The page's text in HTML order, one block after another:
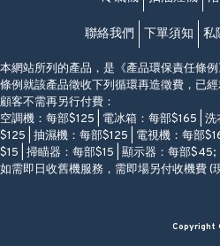
聯絡我們 下單須知 私
本網站所列的產品，是《產品環保責任條
條例就該產品徵收下列循環再造徵費，已
顧客不需再另行付費：
空調機：每部$125 | 電冰箱：每部$165 |
$125 | 抽濕機：每部$125 | 電視機：每部
$15 | 掃瞄器：每部$15 | 顯示器：每部$45;
如需即日收舊機服務，需即場另付收機費 (
Copyright